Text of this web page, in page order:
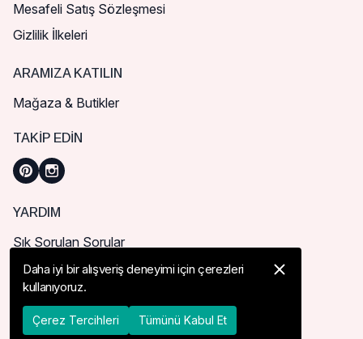
Mesafeli Satış Sözleşmesi
Gizlilik İlkeleri
ARAMIZA KATILIN
Mağaza & Butikler
TAKIP EDIN
YARDIM
Sık Sorulan Sorular
Nasıl Sipariş Verebilirim?
Kargo ve Teslimat
İade, İptal ve Değişim
Daha iyi bir alışveriş deneyimi için çerezleri
kullanıyoruz.
Çerez Tercihleri Tümünü Kabul Et